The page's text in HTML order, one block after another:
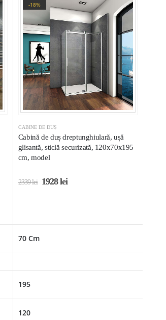
-18%
CABINE DE DUȘ
Cabină de duș dreptunghiulară, ușă
glisantă, sticlă securizată, 120x70x195
cm, model
2339lei 1928lei
70 Cm
195
120